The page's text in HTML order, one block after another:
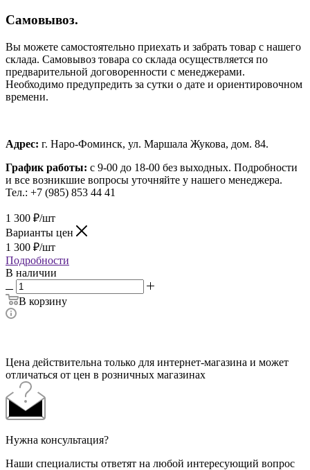
Самовывоз.
Вы можете самостоятельно приехать и забрать товар с нашего
склада. Самовывоз товара со склада осуществляется по
предварительной договоренности с менеджерами.
Необходимо предупредить за сутки о дате и ориентировочном
времени.
Адрес: г. Наро-Фоминск, ул. Маршала Жукова, дом. 84.
График работы: с 9-00 до 18-00 без выходных. Подробности
и все возникшие вопросы уточняйте у нашего менеджера.
Тел.: +7 (985) 853 44 41
1 300 ₽/шт
Варианты цен
1 300 ₽/шт
Подробности
В наличии
В корзину
Цена действительна только для интернет-магазина и может
отличаться от цен в розничных магазинах
Нужна консультация?
Наши специалисты ответят на любой интересующий вопрос